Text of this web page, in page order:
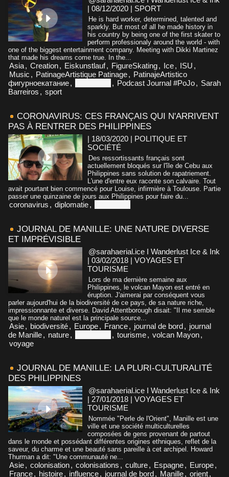
| 08/12/2020 | SPORT
He is hard worker, determined, talented and
sparkly. But most of all he made history in
his country by being one of the first skater to
perform professionaly around the world - with
one of the biggest entertainment company. Meeting with Dikki Martinez
that made his dreams come true. In the...
Asia, Creation, Eiskunstlauf, FigureSkating, Ice, ISU ,
Music , PatinageArtistique Patinage, PatinajeArtistico
фигурноекатание, , Podcast Journal #PoJo, Sarah
Barreiros , sport
CORONAVIRUS: CES FRANÇAIS QUI N'ARRIVENT
PAS À RENTRER DES PHILIPPINES
| 18/03/2020 | POLITIQUE ET
SOCIÉTÉ
Des ressortissants français sont
actuellement bloqués sur l'île de Cebu aux
Philippines sans solution de rapatriement.
L'une d'entre eux raconte son calvaire. Tout
avait pourtant bien commencé pour Louise, infirmière à Toulouse. Partie
passer une quinzaine de jours aux Philippines pour faire du...
coronavirus , diplomatie,
JOURNAL DE MANILLE: UNE NATURE DIVERSE
ET IMPRÉVISIBLE
@sarahaerial.ice I Wanderlust Ice & Ink
| 03/02/2018 | VOYAGES ET
TOURISME
Lors de ma dernière semaine aux
Philippines, le volcan Mayon est entré en
éruption. J'aimerai par conséquent vous
parler aujourd'hui de la biodiversité de ce pays, de sa nature riche,
impressionnante et diverse. David Attentborough disait: "Il me semble
que le monde naturel est la principale source...
Asie, biodiversité, Europe, France, journal de bord, journal
de Manille, nature, , tourisme, volcan Mayon,
voyage
JOURNAL DE MANILLE: LA PLURI-CULTURALITÉ
DES PHILIPPINES
@sarahaerial.ice I Wanderlust Ice & Ink
| 27/01/2018 | VOYAGES ET
TOURISME
Nommée "Perle de l'Orient", Manille est une
ville et une société multiculturelles
composées de gens provenant de partout
dans le monde et possédant différentes origines ethniques, reflet de la
saveur, du charme et une beauté sans pareille à cet archipel. Howard
Thurman a dit: "Une communauté ne...
Asie, colonisation, colonisations , culture, Espagne, Europe,
France, histoire, influence, journal de bord, Manille, orient,